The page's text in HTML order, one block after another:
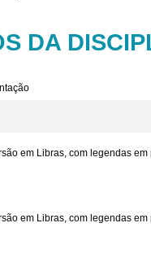
DA
em Libras, com legendas em
em Libras, com legendas em